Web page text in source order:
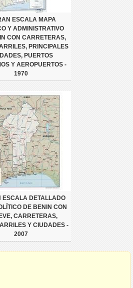
ESCALA MAPA
Y ADMINISTRATIVO
CON CARRETERAS,
PRINCIPALES
PUERTOS
Y AEROPUERTOS -
1970
ESCALA DETALLADO
DE BENIN CON
CARRETERAS,
Y CIUDADES -
2007